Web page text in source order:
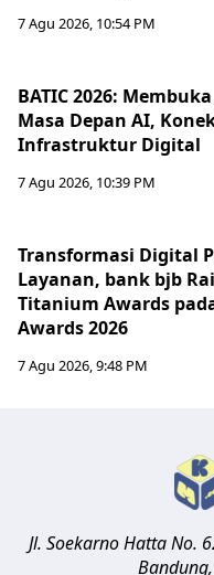
7 Agu 2026, 10:54 PM
BATIC 2026:
Masa Depan AI,
Infrastruktur Digital
7 Agu 2026, 10:39 PM
Transformasi Digital
Layanan, bank bjb
Titanium Awards
Awards 2026
7 Agu 2026, 9:48 PM
Jl. Soekarno Hatta No.
Bandung,